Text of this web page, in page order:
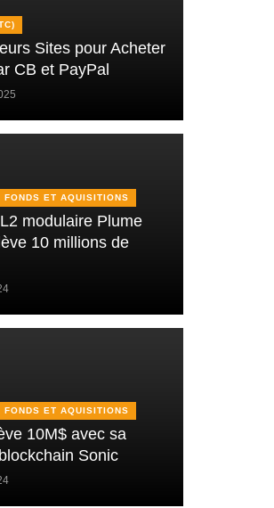
Sites pour Acheter
CB et PayPal
FONDS ET AQUISITIONS
modulaire Plume
10 millions de
FONDS ET AQUISITIONS
10M$ avec sa
Sonic